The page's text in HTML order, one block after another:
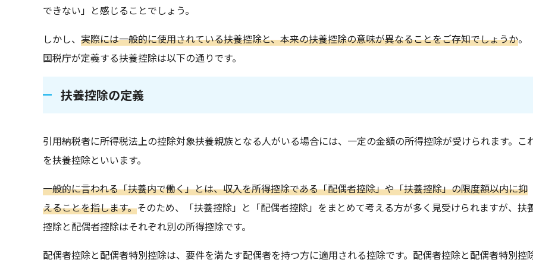
できない」と感じることでしょう。
しかし、 実際には一般的に使用されている扶養控除と、本来の扶養控除の意味が異なることをご存知でしょうか。
国税庁が定義する扶養控除は以下の通りです。
扶養控除の定義
引用納税者に所得税法上の控除対象扶養親族となる人がいる場合には、一定の金額の所得控除が受けられます。こ
を扶養控除といいます。
一般的に言われる「扶養内で働く」とは、収入を所得控除である「配偶者控除」や「扶養控除」の限度額以内に抑
えることを指します。そのため、「扶養控除」と「配偶者控除」をまとめて考える方が多く見受けられますが、扶
控除と配偶者控除はそれぞれ別の所得控除です。
配偶者控除と配偶者特別控除は、要件を満たす配偶者を持つ方に適用される控除です。配偶者控除と配偶者特別控